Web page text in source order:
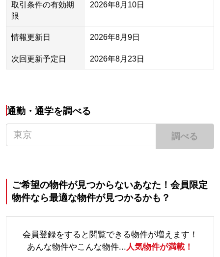
取引条件の有効期
限
2026年8月10日
情報更新日 2026年8月9日
次回更新予定日 2026年8月23日
通勤・通学を調べる
調べる
ご希望の物件が見つからないあなた！会員限定
物件なら最適な物件が見つかるかも？
会員登録をすると閲覧できる物件が増えます！
あんな物件やこんな物件...人気物件が満載！